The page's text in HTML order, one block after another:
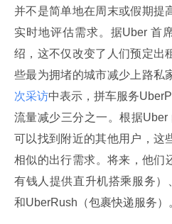
并不是简单地在周末或假期提
实时地评估需求。据Uber 首
绍，这不仅改变了人们预定出
些最为拥堵的城市减少上路私
次采访中表示，拼车服务
流量减少三分之一。根据
可以找到附近的其他用户，这
相似的出行需求。将来，他们
有钱人提供直升机搭乘服务）
和UberRush（包裹快递服务）